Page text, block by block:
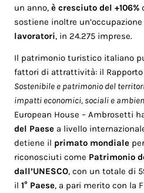
un anno,è cresciuto del +106%
sostiene inoltre
lavoratori, in 24.275 imprese.
Il patrimonio turistico italiano
fattori di attrattività: il Rapporto
Sostenibile e patrimonio del
impatti economici, sociali e
European House – Ambrosetti
del Paese a livello
detiene il primato mondiale
riconosciuti come Patrimonio
dall’UNESCO, con un totale di
il1° Paese, a pari merito con la